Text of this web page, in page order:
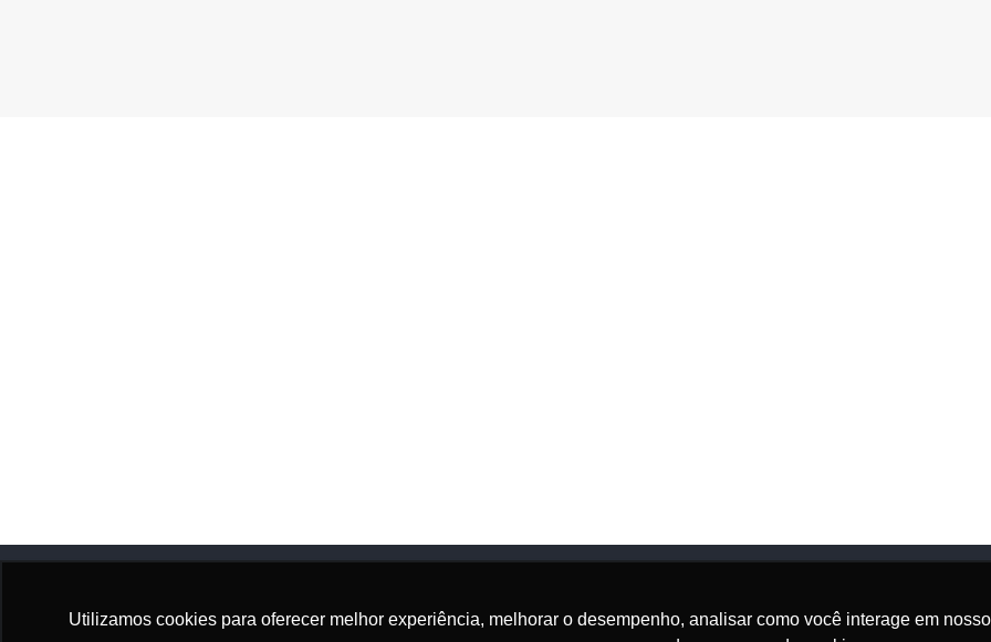
Utilizamos cookies para oferecer melhor experiência, melhorar o desempenho, analisar como você interage em
Onde Estamos